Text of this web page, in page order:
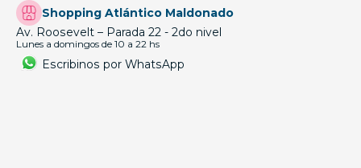
Shopping Atlántico Maldonado
Av. Roosevelt – Parada 22 - 2do nivel
Lunes a domingos de 10 a 22 hs
Escribinos por WhatsApp